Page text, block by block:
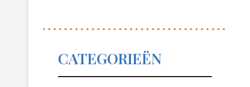
CATEGORIEËN